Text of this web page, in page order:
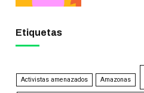
Etiquetas
Activistas amenazados Amazonas